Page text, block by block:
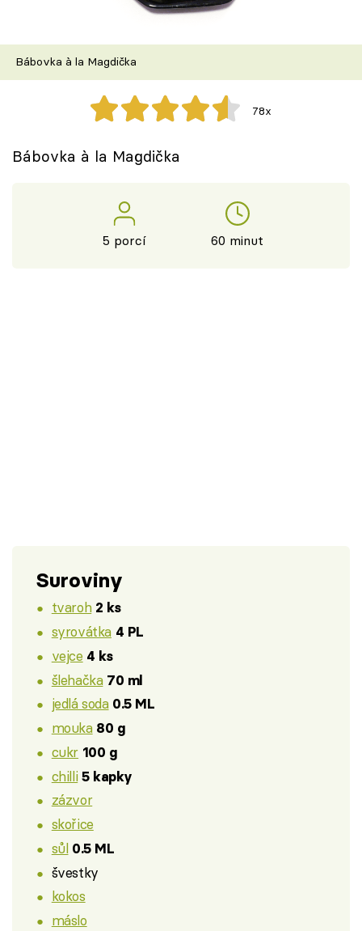
Recepty z TV
Speciál: Cuketa
Bábovka à la Magdička
78x
Bábovka à la Magdička
5 porcí 60 minut
Suroviny
tvaroh 2 ks
syrovátka 4 PL
vejce 4 ks
šlehačka 70 ml
jedlá soda 0.5 ML
mouka 80 g
cukr 100 g
chilli 5 kapky
zázvor
skořice
sůl 0.5 ML
švestky
kokos
máslo